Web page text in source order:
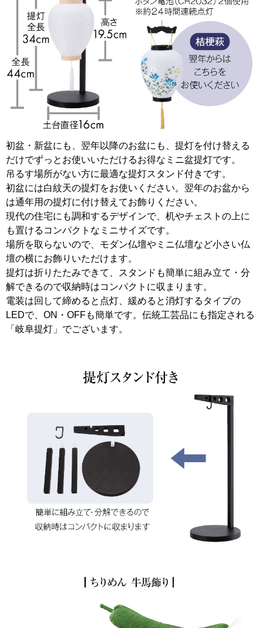
初盆・新盆にも、翌年以降のお盆にも、提灯を付け替える
だけでずっとお使いいただけるお得なミニ盆提灯です。
吊るす場所がない方に最適な提灯スタンド付きです。
初盆には白紋天の提灯をお使いください。翌年のお盆から
は通年用の提灯に付け替えてお飾りください。
現代の住宅にも調和するデザインで、机やチェストの上に
も置けるコンパクトなミニサイズです。
場所を取らないので、モダン仏壇やミニ仏壇など小さい仏
壇の横にお飾りいただけます。
提灯は折りたたみできて、スタンドも簡単に組み立て・分
解できるので収納時はコンパクトに収まります。
電装は回して締めると点灯、緩めると消灯するタイプの
LEDで、ON・OFFも簡単です。伝統工芸品にも指定される
「岐阜提灯」でございます。